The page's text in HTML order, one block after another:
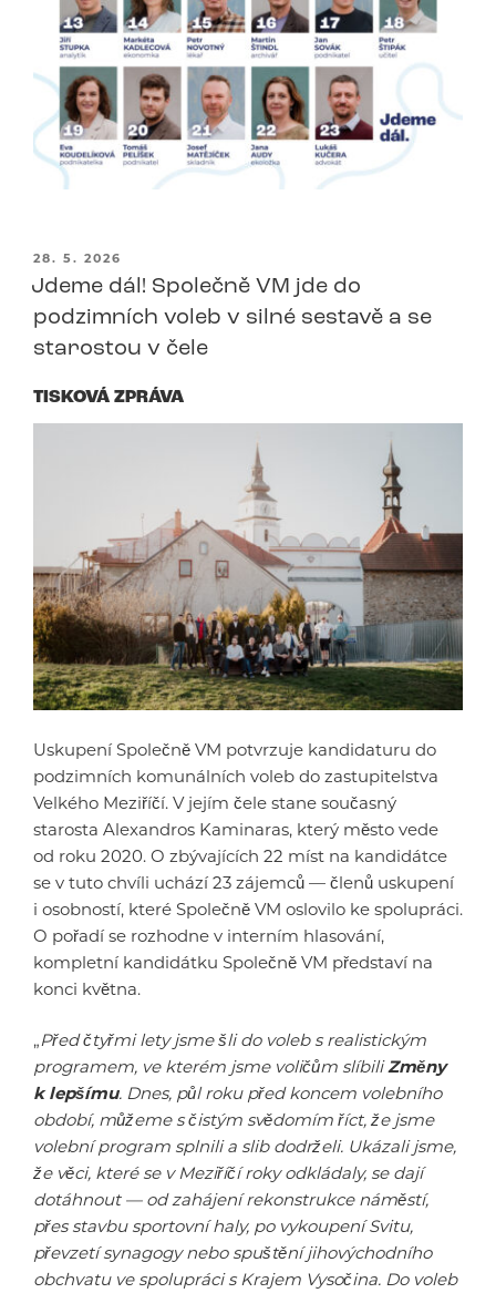
PUBLIKOVÁNO
28. 5. 2026
Jdeme dál! Společně VM jde do
podzimních voleb v silné sestavě a se
starostou v čele
TISKOVÁ ZPRÁVA
Uskupení Společně VM potvrzuje kandidaturu do
podzimních komunálních voleb do zastupitelstva
Velkého Meziříčí. V jejím čele stane současný
starosta Alexandros Kaminaras, který město vede
od roku 2020. O zbývajících 22 míst na kandidátce
se v tuto chvíli uchází 23 zájemců — členů uskupení
i osobností, které Společně VM oslovilo ke spolupráci.
O pořadí se rozhodne v interním hlasování,
kompletní kandidátku Společně VM představí na
konci května.
„Před čtyřmi lety jsme šli do voleb s realistickým
programem, ve kterém jsme voličům slíbiliZměny
k lepšímu. Dnes, půl roku před koncem volebního
období, můžeme s čistým svědomím říct, že jsme
volební program splnili a slib dodrželi. Ukázali jsme,
že věci, které se v Meziříčí roky odkládaly, se dají
dotáhnout — od zahájení rekonstrukce náměstí,
přes stavbu sportovní haly, po vykoupení Svitu,
převzetí synagogy nebo spuštění jihovýchodního
obchvatu ve spolupráci s Krajem Vysočina. Do voleb